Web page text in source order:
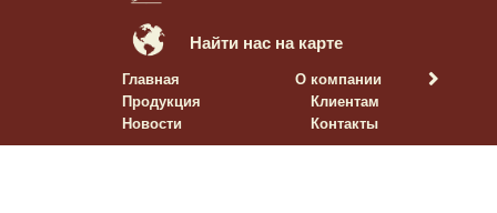
Найти нас на карте
Главная
О компании
Продукция
Клиентам
Новости
Контакты